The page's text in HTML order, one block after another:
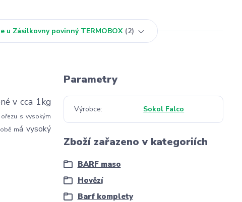
u Zásilkovny povinný TERMOBOX 2
v cca 1kg
s vysokým
má vysoký
Parametry
Výrobce Sokol Falco
Zboží zařazeno v kategoriích
BARF maso
Hovězí
Barf komplety